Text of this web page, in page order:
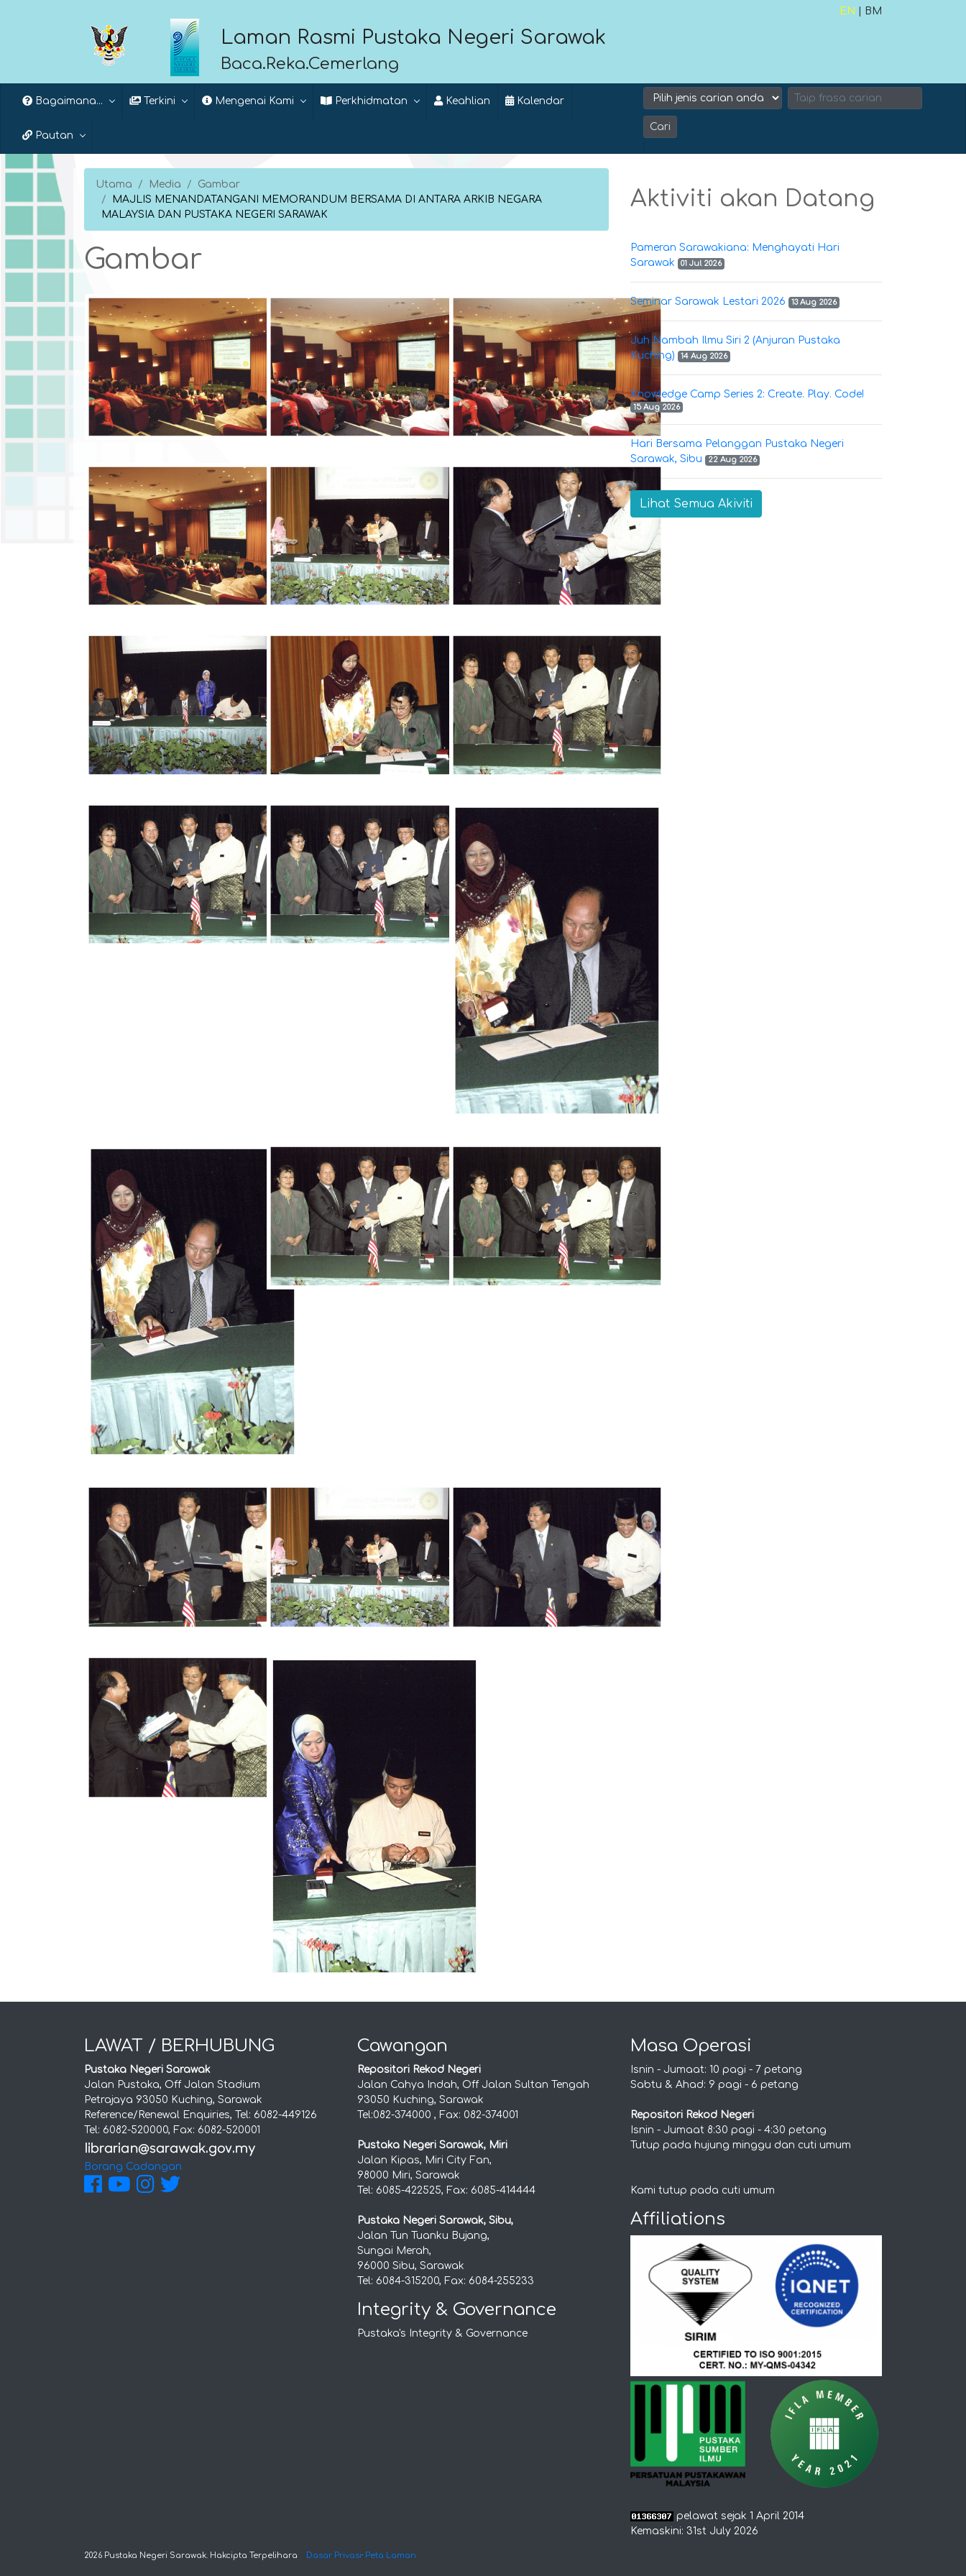
EN | BM
Laman Rasmi Pustaka Negeri Sarawak
Baca.Reka.Cemerlang
Bagaimana... Terkini Mengenai Kami Perkhidmatan Keahlian Kalendar
Pautan
Cari
Utama Media
Gambar
MAJLIS MENANDATANGANI MEMORANDUM BERSAMA DI ANTARA ARKIB NEGARA
MALAYSIA DAN PUSTAKA NEGERI SARAWAK
Gambar
Aktiviti akan Datang
Pameran Sarawakiana: Menghayati Hari
Sarawak
01 Jul 2026
Seminar Sarawak Lestari 2026 13 Aug 2026
Juh Nambah Ilmu Siri 2 (Anjuran Pustaka
Kuching)
14 Aug 2026
Knowledge Camp Series 2: Create. Play. Code!
15 Aug 2026
Hari Bersama Pelanggan Pustaka Negeri
Sarawak, Sibu
22 Aug 2026
Lihat Semua Akiviti
LAWAT / BERHUBUNG
Pustaka Negeri Sarawak
Jalan Pustaka, Off Jalan Stadium
Petrajaya 93050 Kuching, Sarawak
Reference/Renewal Enquiries, Tel: 6082-449126
Tel: 6082-520000, Fax: 6082-520001
Borang Cadangan
Cawangan
Repositori Rekod Negeri
Jalan Cahya Indah, Off Jalan Sultan Tengah
93050 Kuching, Sarawak
Tel:082-374000 , Fax: 082-374001
Pustaka Negeri Sarawak, Miri
Jalan Kipas, Miri City Fan,
98000 Miri, Sarawak
Tel: 6085-422525, Fax: 6085-414444
Pustaka Negeri Sarawak, Sibu,
Jalan Tun Tuanku Bujang,
Sungai Merah,
96000 Sibu, Sarawak
Tel: 6084-315200, Fax: 6084-255233
Integrity & Governance
Pustaka's Integrity & Governance
Masa Operasi
Isnin - Jumaat: 10 pagi - 7 petang
Sabtu & Ahad: 9 pagi - 6 petang
Repositori Rekod Negeri
Isnin - Jumaat 8:30 pagi - 4:30 petang
Tutup pada hujung minggu dan cuti umum
Kami tutup pada cuti umum
Affiliations
pelawat sejak 1 April 2014
Kemaskini: 31st July 2026
2026 Pustaka Negeri Sarawak. Hakcipta Terpelihara Dasar Privasi· Peta Laman